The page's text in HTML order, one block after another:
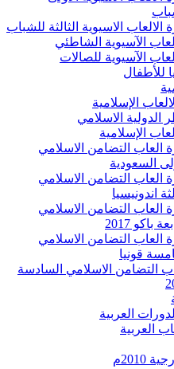
الالعاب الاسيوية الثالثة للشباب
الآسيوية الشاطئي
الآسيوية للصالات
للأطفال
الإسلامية
الدولية الاسلامي
الإسلامية
العاب التضامن الاسلامي
السعودية
العاب التضامن الاسلامي
اندونيسيا
العاب التضامن الاسلامي
باكو 2017
العاب التضامن الاسلامي
قونيا
التضامن الاسلامي السادسة
العربية
العربية
2010م